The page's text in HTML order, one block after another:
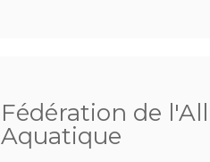
Fédération de
Aquatique